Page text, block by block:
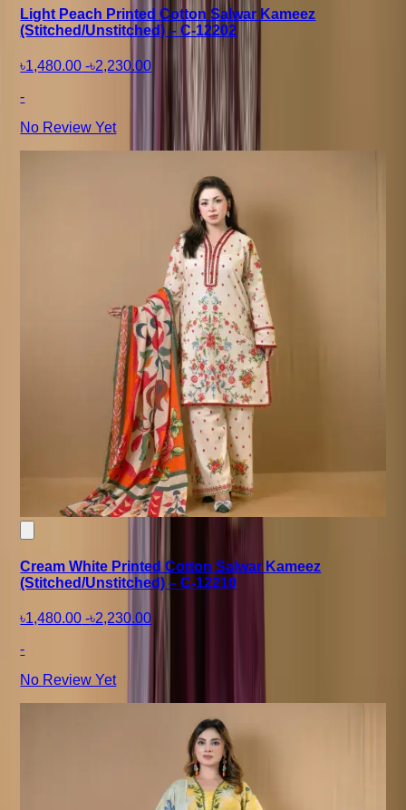
Light Peach Printed Cotton Salwar Kameez
(Stitched/Unstitched) – C-12202
৳1,480.00 -৳2,230.00
-
No Review Yet
Cream White Printed Cotton Salwar Kameez
(Stitched/Unstitched) – C-12210
৳1,480.00 -৳2,230.00
-
No Review Yet